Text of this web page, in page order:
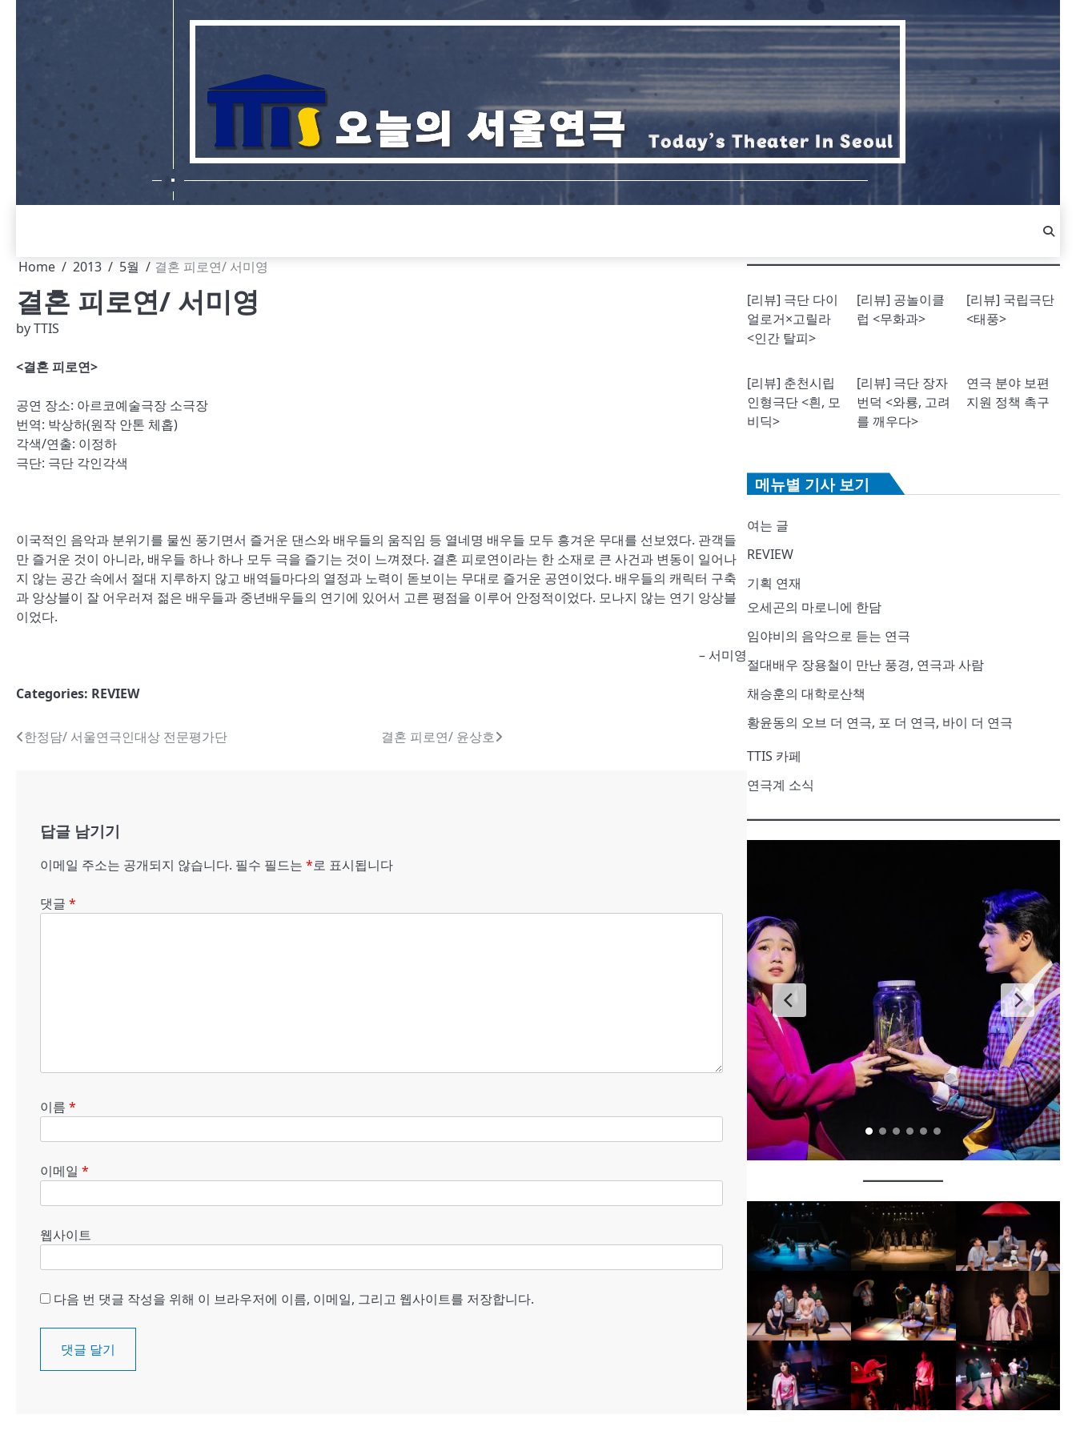
Home 2013 5월 결혼 피로연/ 서미영
결혼 피로연/ 서미영
byTTIS
<결혼 피로연>
공연 장소: 아르코예술극장 소극장
번역: 박상하(원작 안톤 체홉)
각색/연출: 이정하
극단: 극단 각인각색
이국적인 음악과 분위기를 물씬 풍기면서 즐거운 댄스와 배우들의 움직임 등 열네명 배우들 모두 흥겨운 무대를 선보였다. 관객들
만 즐거운 것이 아니라, 배우들 하나 하나 모두 극을 즐기는 것이 느껴졌다. 결혼 피로연이라는 한 소재로 큰 사건과 변동이 일어나
지 않는 공간 속에서 절대 지루하지 않고 배역들마다의 열정과 노력이 돋보이는 무대로 즐거운 공연이었다. 배우들의 캐릭터 구축
과 앙상블이 잘 어우러져 젊은 배우들과 중년배우들의 연기에 있어서 고른 평점을 이루어 안정적이었다. 모나지 않는 연기 앙상블
이었다.
– 서미영
Categories: REVIEW
글한정담/ 서울연극인대상 전문평가단 결혼 피로연/ 윤상호
답글 남기기
이메일 주소는 공개되지 않습니다. 필수 필드는 *로 표시됩니다
댓글 *
이름 *
이메일 *
웹사이트
다음 번 댓글 작성을 위해 이 브라우저에 이름, 이메일, 그리고 웹사이트를 저장합니다.
[리뷰] 극단 다이
얼로거×고릴라
<인간 탈피>
[리뷰] 공놀이클
럽 <무화과>
[리뷰] 국립극단
<태풍>
[리뷰] 춘천시립
인형극단 <흰, 모
비딕>
[리뷰] 극단 장자
번덕 <와룡, 고려
를 깨우다>
연극 분야 보편
지원 정책 촉구
메뉴별 기사 보기
여는 글
REVIEW
기획 연재
오세곤의 마로니에 한담
임야비의 음악으로 듣는 연극
절대배우 장용철이 만난 풍경, 연극과 사람
채승훈의 대학로산책
황윤동의 오브 더 연극, 포 더 연극, 바이 더 연극
TTIS 카페
연극계 소식